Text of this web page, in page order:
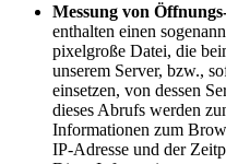
Messung von
enthalten einen
pixelgroße Datei, die
unserem Server, bzw.,
einsetzen, von dessen
dieses Abrufs werden
Informationen zum
IP-Adresse und der